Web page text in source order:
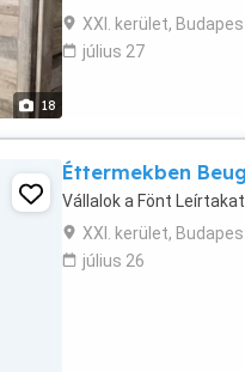
18
megegyezés szerint.
XXI. kerület,
július 27
Éttermekben
Vállalok a Fönt
XXI. kerület,
július 26